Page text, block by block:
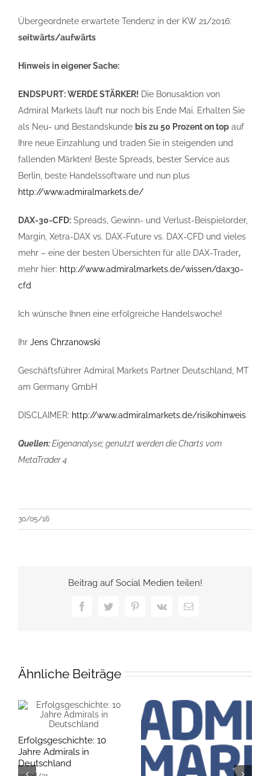
Übergeordnete erwartete Tendenz in der KW 21/2016:
seitwärts/aufwärts
Hinweis in eigener Sache:
ENDSPURT: WERDE STÄRKER! Die Bonusaktion von
Admiral Markets läuft nur noch bis Ende Mai. Erhalten Sie
als Neu- und Bestandskunde bis zu 50 Prozent on top auf
Ihre neue Einzahlung und traden Sie in steigenden und
fallenden Märkten! Beste Spreads, bester Service aus
Berlin, beste Handelssoftware und nun plus
http://www.admiralmarkets.de/
DAX-30-CFD: Spreads, Gewinn- und Verlust-Beispielorder,
Margin, Xetra-DAX vs. DAX-Future vs. DAX-CFD und vieles
mehr – eine der besten Übersichten für alle DAX-Trader,
mehr hier: http://www.admiralmarkets.de/wissen/dax30-
cfd
Ich wünsche Ihnen eine erfolgreiche Handelswoche!
Ihr Jens Chrzanowski
Geschäftsführer Admiral Markets Partner Deutschland, MT
am Germany GmbH
DISCLAIMER: http://www.admiralmarkets.de/risikohinweis
Quellen:Eigenanalyse; genutzt werden die Charts vom
MetaTrader 4
30/05/16
Beitrag auf Social Medien teilen!
FacebookTwitterPinterest
Vk
E-
Ähnliche Beiträge
Erfolgsgeschichte: 10
Jahre Admirals in
Deutschland